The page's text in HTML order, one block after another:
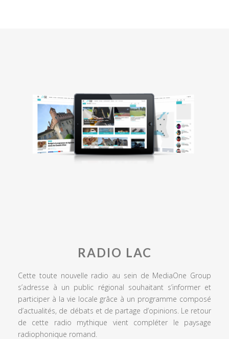
RADIO LAC
Cette toute nouvelle radio au sein de MediaOne Group
s’adresse à un public régional souhaitant s’informer et
participer à la vie locale grâce à un programme composé
d’actualités, de débats et de partage d’opinions. Le retour
de cette radio mythique vient compléter le paysage
radiophonique romand.